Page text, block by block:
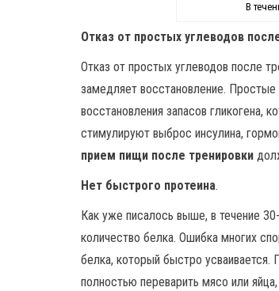
В
Отказ от простых углеводов
Отказ от простых углеводов после
замедляет восстановление.
восстановления запасов гликогена,
стимулируют выброс инсулина,
прием пищи после тренировки
Нет быстрого протеина.
Как уже писалось выше, в течение
количество белка. Ошибка многих
белка, который быстро
полностью переварить мясо или